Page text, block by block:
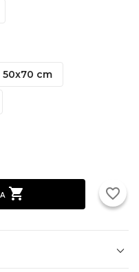
50x70 cm
 favorite_border